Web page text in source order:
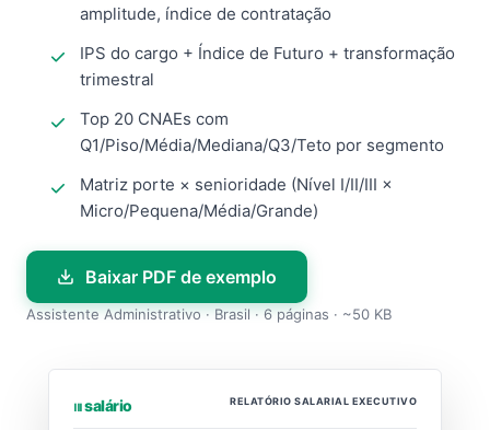
amplitude, índice de contratação
IPS do cargo + Índice de Futuro + transformação
trimestral
Top 20 CNAEs com
Q1/Piso/Média/Mediana/Q3/Teto por segmento
Matriz porte × senioridade (Nível I/II/III ×
Micro/Pequena/Média/Grande)
Baixar PDF de exemplo
Assistente Administrativo · Brasil · 6 páginas · ~50 KB
⏐⏐⏐ salário RELATÓRIO SALARIAL EXECUTIVO